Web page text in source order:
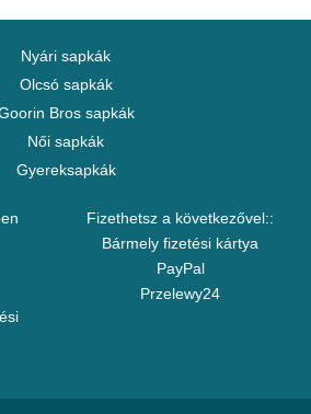
Nyári sapkák
Olcsó sapkák
Bros sapkák
Női sapkák
Gyereksapkák
Fizethetsz a következővel::
Bármely fizetési kártya
PayPal
Przelewy24